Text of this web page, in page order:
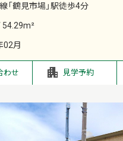
「鶴見市場」駅徒歩4分
54.29m²
02月
わせ 見学予約